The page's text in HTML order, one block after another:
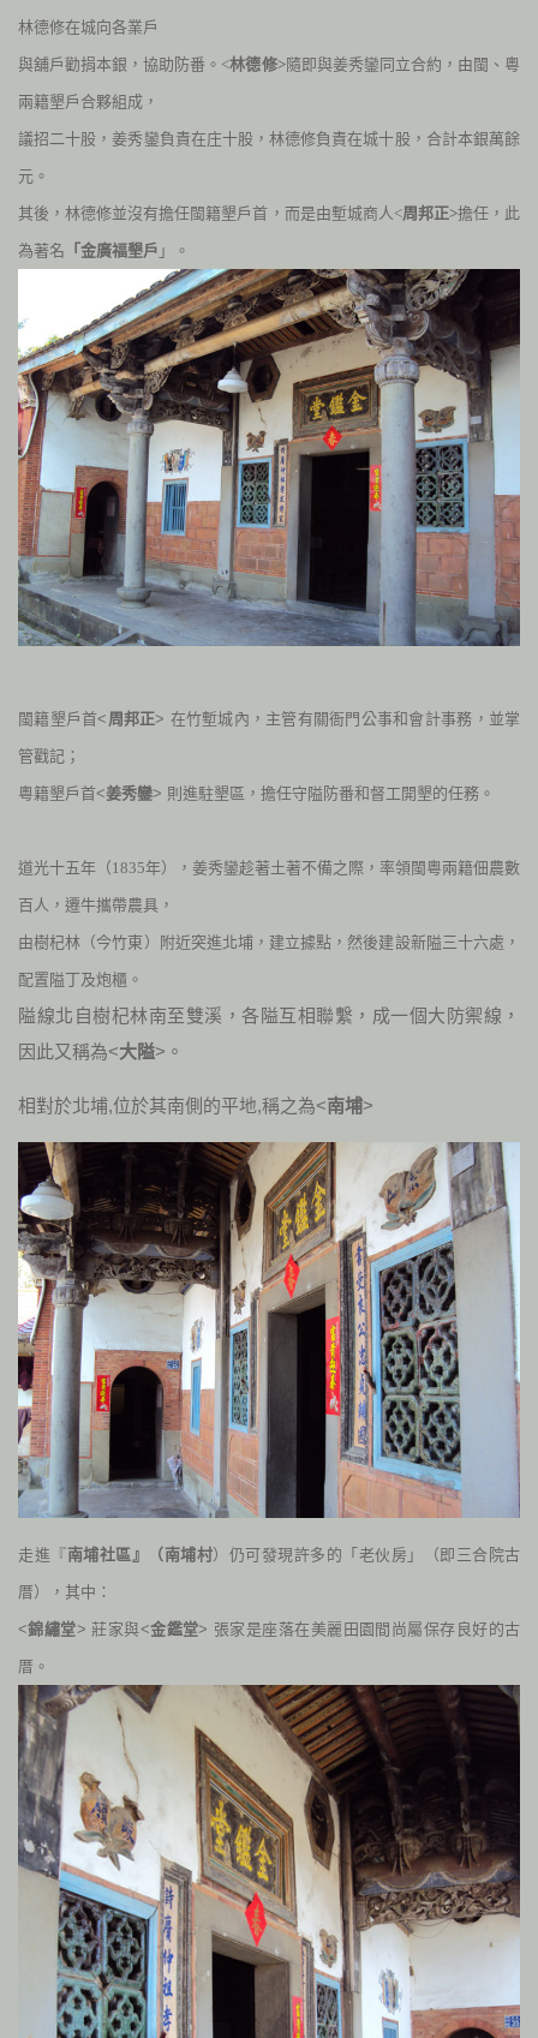
林德修在城向各業戶
與舖戶勸捐本銀，協助防番。<林德修>隨即與姜秀鑾同立合約，由閩、粵
兩籍墾戶合夥組成，
議招二十股，姜秀鑾負責在庄十股，林德修負責在城十股，合計本銀萬餘
元。
其後，林德修並沒有擔任閩籍墾戶首，而是由塹城商人<周邦正>擔任，此
為著名 「金廣福墾戶 」。
閩籍墾戶首< 周邦正> 在竹塹城內，主管有關衙門公事和會計事務，並掌
管戳記；
粵籍墾戶首<姜秀鑾> 則進駐墾區，擔任守隘防番和督工開墾的任務。
道光十五年（1835年），姜秀鑾趁著土著不備之際，率領閩粵兩籍佃農數
百人，遷牛攜帶農具，
由樹杞林（今竹東）附近突進北埔，建立據點，然後建設新隘三十六處，
配置隘丁及炮櫃。
隘線北自樹杞林南至雙溪，各隘互相聯繫，成一個大防禦線，
因此又稱為<大隘>。
相對於北埔,位於其南側的平地,稱之為<南埔>
走進『南埔社區』（南埔村）仍可發現許多的「老伙房」（即三合院古
厝），其中：
<錦繡堂> 莊家與<金鑑堂> 張家是座落在美麗田園間尚屬保存良好的古
厝。